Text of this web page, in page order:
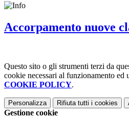
Accorpamento nuove
Questo sito o gli strumenti terzi da
cookie necessari al funzionamento
COOKIE POLICY.
Personalizza Rifiuta tutti i cookies
Gestione cookie